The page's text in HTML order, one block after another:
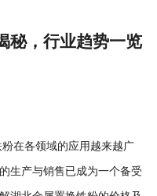
秘，行业趋势一览
在各领域的应用越来越广
生产与销售已成为一个备受